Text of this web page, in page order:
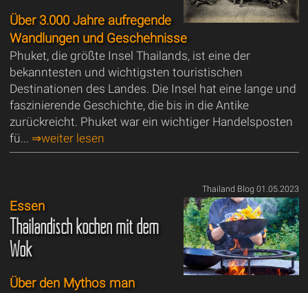
Über 3.000 Jahre aufregende
Wandlungen und Geschehnisse
Phuket, die größte Insel Thailands, ist eine der
bekanntesten und wichtigsten touristischen
Destinationen des Landes. Die Insel hat eine lange und
faszinierende Geschichte, die bis in die Antike
zurückreicht. Phuket war ein wichtiger Handelsposten
fü... ⇒weiter lesen
Thailand Blog 01.05.2023
Essen
Thailändisch kochen mit dem
Wok
Über den Mythos man